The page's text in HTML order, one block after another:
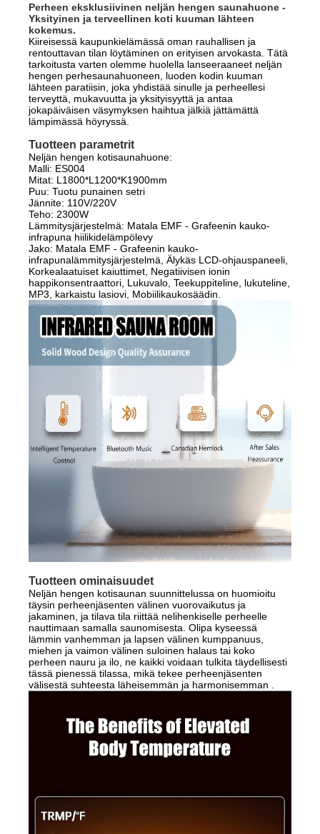
Perheen eksklusiivinen neljän hengen saunahuone -
Yksityinen ja terveellinen koti kuuman lähteen
kokemus.
Kiireisessä kaupunkielämässä oman rauhallisen ja
rentouttavan tilan löytäminen on erityisen arvokasta. Tätä
tarkoitusta varten olemme huolella lanseeraaneet neljän
hengen perhesaunahuoneen, luoden kodin kuuman
lähteen paratiisin, joka yhdistää sinulle ja perheellesi
terveyttä, mukavuutta ja yksityisyyttä ja antaa
jokapäiväisen väsymyksen haihtua jälkiä jättämättä
lämpimässä höyryssä.
Tuotteen parametrit
Neljän hengen kotisaunahuone:
Malli: ES004
Mitat: L1800*L1200*K1900mm
Puu: Tuotu punainen setri
Jännite: 110V/220V
Teho: 2300W
Lämmitysjärjestelmä: Matala EMF - Grafeenin kauko-
infrapuna hiilikidelämpölevy
Jako: Matala EMF - Grafeenin kauko-
infrapunalämmitysjärjestelmä, Älykäs LCD-ohjauspaneeli,
Korkealaatuiset kaiuttimet, Negatiivisen ionin
happikonsentraattori, Lukuvalo, Teekuppiteline, lukuteline,
MP3, karkaistu lasiovi, Mobiilikaukosäädin.
Tuotteen ominaisuudet
Neljän hengen kotisaunan suunnittelussa on huomioitu
täysin perheenjäsenten välinen vuorovaikutus ja
jakaminen, ja tilava tila riittää nelihenkiselle perheelle
nauttimaan samalla saunomisesta. Olipa kyseessä
lämmin vanhemman ja lapsen välinen kumppanuus,
miehen ja vaimon välinen suloinen halaus tai koko
perheen nauru ja ilo, ne kaikki voidaan tulkita täydellisesti
tässä pienessä tilassa, mikä tekee perheenjäsenten
välisestä suhteesta läheisemmän ja harmonisemman .